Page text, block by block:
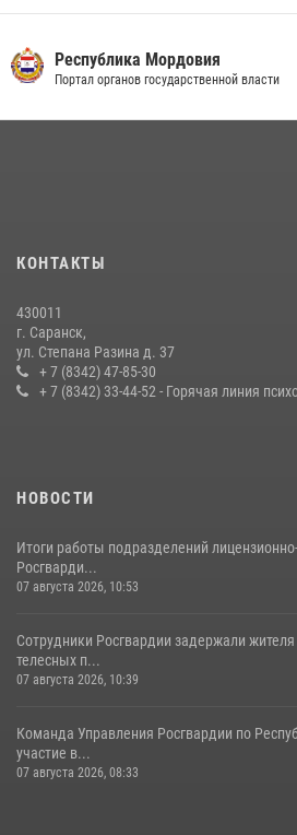
обеспечили безопасность на футбольных
регионального турнира до Суперкубка
содействии сотрудников Росгвардии
Сотрудники Росгвардии обеспечили
конкурса профмастерства в Саранске
23 июля 2026, 11:54 4
Республика Мордовия
Портал органов государственной власти
КОНТАКТЫ
430011
г. Саранск,
ул. Степана Разина д. 37
+ 7 (8342) 47-85-30
+ 7 (8342) 33-44-52 - Горячая линия
НОВОСТИ
Итоги работы подразделений
Росгварди...
07 августа 2026, 10:53
Сотрудники Росгвардии задержали жителя
телесных п...
07 августа 2026, 10:39
Команда Управления Росгвардии по
участие в...
07 августа 2026, 08:33